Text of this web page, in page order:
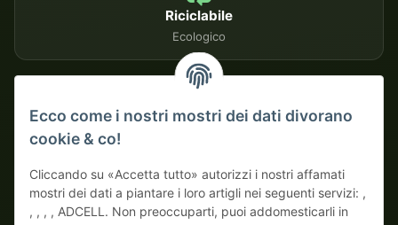
Riciclabile
Ecologico
Su fattura
Ecco come i nostri mostri dei dati divorano
cookie & co!
Cliccando su «Accetta tutto» autorizzi i nostri affamati
mostri dei dati a piantare i loro artigli nei seguenti servizi: ,
, , , , ADCELL. Non preoccuparti, puoi addomesticarli in